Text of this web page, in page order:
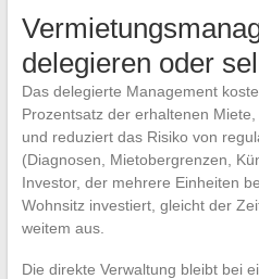
delegieren oder
Das delegierte Management
Prozentsatz der erhaltenen
und reduziert das Risiko von
(Diagnosen, Mietobergrenzen,
Investor, der mehrere Einheiten
Wohnsitz investiert, gleicht der
weitem aus.
Die direkte Verwaltung bleibt bei